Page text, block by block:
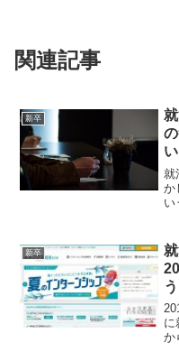
関連記事
新卒
就
か
い
「
な
新卒
う
に
か